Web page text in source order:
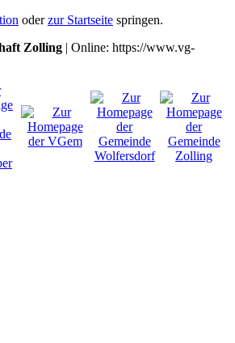
oderzur Startseite springen.
Zolling | Online: https://www.vg-